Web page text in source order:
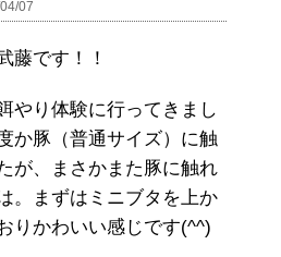
07
藤です！！
やり体験に行ってきまし
か豚（普通サイズ）に触
が、まさかまた豚に触れ
。まずはミニブタを上か
りかわいい感じです(^^)